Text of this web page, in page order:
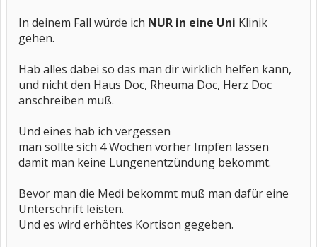
In deinem Fall würde ich NUR in eine Uni Klinik
gehen.
Hab alles dabei so das man dir wirklich helfen kann,
und nicht den Haus Doc, Rheuma Doc, Herz Doc
anschreiben muß.
Und eines hab ich vergessen
man sollte sich 4 Wochen vorher Impfen lassen
damit man keine Lungenentzündung bekommt.
Bevor man die Medi bekommt muß man dafür eine
Unterschrift leisten.
Und es wird erhöhtes Kortison gegeben.